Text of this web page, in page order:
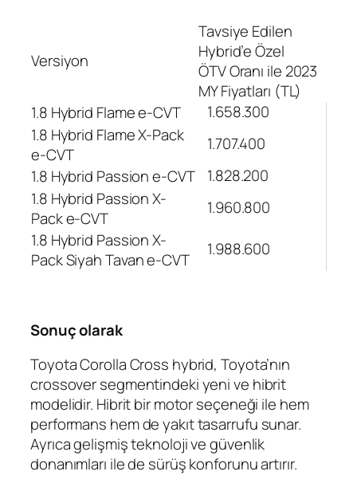
Versiyon
Tavsiye Edilen
Hybrid’e Özel
ÖTV Oranı ile 2023
MY Fiyatları (TL)
1.8 Hybrid Flame e-CVT
1.658.300
1.8 Hybrid Flame X-Pack
e-CVT
1.707.400
1.8 Hybrid Passion e-CVT
1.828.200
1.8 Hybrid Passion X-
Pack e-CVT
1.960.800
1.8 Hybrid Passion X-
Pack Siyah Tavan e-CVT
1.988.600
Sonuç olarak
Toyota Corolla Cross hybrid, Toyota’nın
crossover segmentindeki yeni ve hibrit
modelidir. Hibrit bir motor seçeneği ile hem
performans hem de yakıt tasarrufu sunar.
Ayrıca gelişmiş teknoloji ve güvenlik
donanımları ile de sürüş konforunu artırır.